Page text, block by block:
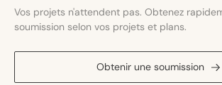
Vos projets n'attendent pas. Obtenez
soumission selon vos projets et plans.
Obtenir une soumission